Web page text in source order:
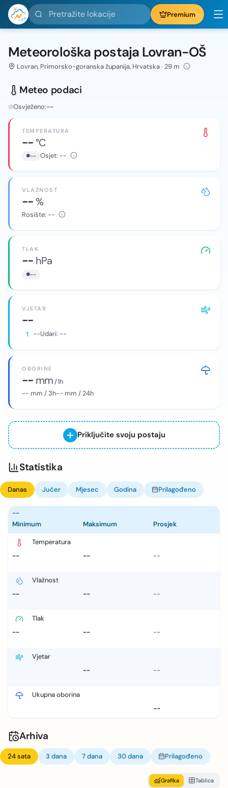
Pretražite lokacije Premium
Meteorološka postaja Lovran-OŠ
Lovran, Primorsko-goranska županija, Hrvatska · 29 m
Meteo podaci
Osvježeno:--
TEMPERATURA
--°C
-- Osjet: --
VLAŽNOST
--%
Rosište: --
TLAK
-- hPa
--
VJETAR
--
--Udari: --
OBORINE
-- mm/ 1h
-- mm / 3h-- mm / 24h
Priključite svoju postaju
Statistika
Danas Jučer Mjesec Godina Prilagođeno
--
Minimum
Maksimum Prosjek
Temperatura
--
-- --
Vlažnost
--
-- --
Tlak
--
-- --
Vjetar
--
--
Ukupna oborina
--
Arhiva
24 sata 3 dana 7 dana 30 dana Prilagođeno
Grafika Tablica